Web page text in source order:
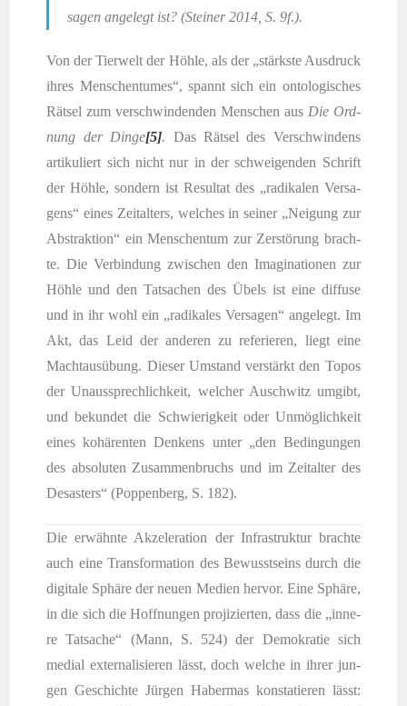
sa­gen ange­legt ist? (Stei­ner 2014, S. 9f.).
Von der Tier­welt der Höh­le, als der „stärks­te Aus­druck
ihres Men­schen­tu­mes“, spannt sich ein onto­lo­gi­sches
Rät­sel zum ver­schwin­den­den Men­schen aus Die Ord­
nung der Din­ge[5]. Das Rät­sel des Ver­schwin­dens
arti­ku­liert sich nicht nur in der schwei­gen­den Schrift
der Höh­le, son­dern ist Resul­tat des „radi­ka­len Ver­sa­
gens“ eines Zeit­al­ters, wel­ches in sei­ner „Nei­gung zur
Abs­trak­ti­on“ ein Men­schen­tum zur Zer­stö­rung brach­
te. Die Ver­bin­dung zwi­schen den Ima­gi­na­tio­nen zur
Höh­le und den Tat­sa­chen des Übels ist eine dif­fu­se
und in ihr wohl ein „radi­ka­les Ver­sa­gen“ ange­legt. Im
Akt, das Leid der ande­ren zu refe­rie­ren, liegt eine
Macht­aus­übung. Die­ser Umstand ver­stärkt den Topos
der Unaus­sprech­lich­keit, wel­cher Ausch­witz umgibt,
und bekun­det die Schwie­rig­keit oder Unmög­lich­keit
eines kohä­ren­ten Den­kens unter „den Bedin­gun­gen
des abso­lu­ten Zusam­men­bruchs und im Zeit­al­ter des
Desas­ters“ (Pop­pen­berg, S. 182).
Die erwähn­te Akze­le­ra­ti­on der Infra­struk­tur brach­te
auch eine Trans­for­ma­ti­on des Bewusst­seins durch die
digi­ta­le Sphä­re der neu­en Medi­en her­vor. Eine Sphä­re,
in die sich die Hoff­nun­gen pro­ji­zier­ten, dass die „inne­
re Tat­sa­che“ (Mann, S. 524) der Demo­kra­tie sich
medi­al exter­na­li­sie­ren lässt, doch wel­che in ihrer jun­
gen Geschich­te Jür­gen Haber­mas kon­sta­tie­ren lässt: